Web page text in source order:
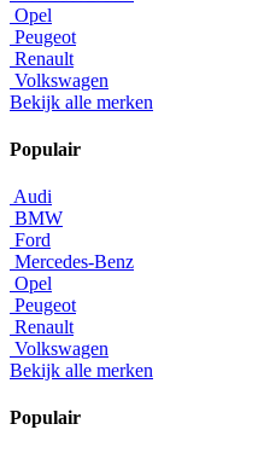
Opel
Peugeot
Renault
Volkswagen
Bekijk alle merken
Populair
Audi
BMW
Ford
Mercedes-Benz
Opel
Peugeot
Renault
Volkswagen
Bekijk alle merken
Populair